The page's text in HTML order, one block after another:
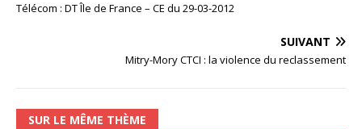
Télécom : DT Île de France – CE du 29-03-2012
SUIVANT
Mitry-Mory CTCI : la violence du reclassement
SUR LE MÊME THÈME